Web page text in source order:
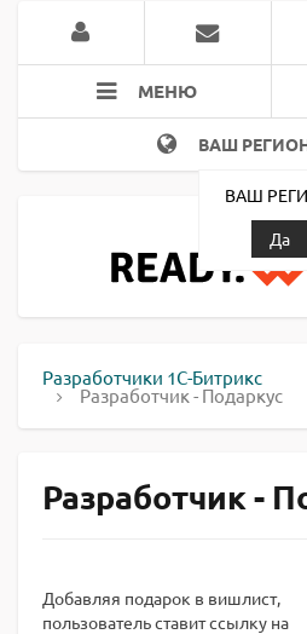
МЕНЮ
ВАШ
ВАШ
Да
Разработчики 1С-Битрикс
Разработчик - Подаркус
Разработчик -
Добавляя подарок в вишлист,
пользователь ставит ссылку на